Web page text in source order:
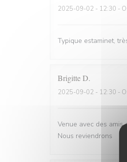
2025-09-02 - 12:30 -
Typique estaminet,
BrigitteD
2025-09-02 - 12:30 -
Venue avec des
Nous reviendrons